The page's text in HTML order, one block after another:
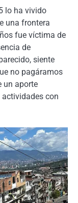
lo ha vivido
una frontera
fue víctima de
de
siente
no pagáramos
un aporte
con